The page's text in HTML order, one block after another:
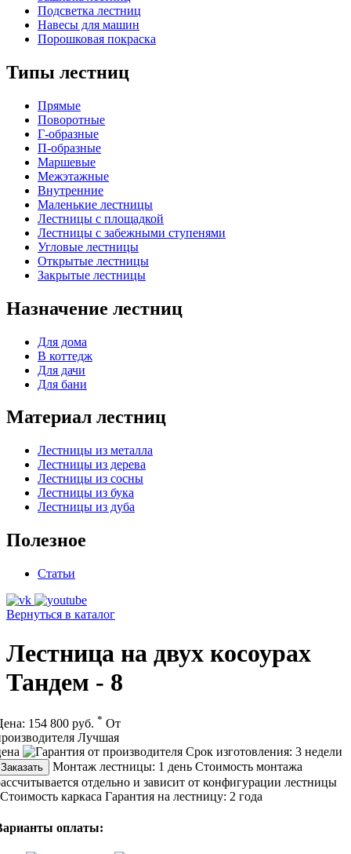
Подсветка лестниц
Навесы для машин
Порошковая покраска
Типы лестниц
Прямые
Поворотные
Г-образные
П-образные
Маршевые
Межэтажные
Внутренние
Маленькие лестницы
Лестницы с площадкой
Лестницы с забежными ступенями
Угловые лестницы
Открытые лестницы
Закрытые лестницы
Назначение лестниц
Для дома
В коттедж
Для дачи
Для бани
Материал лестниц
Лестницы из металла
Лестницы из дерева
Лестницы из сосны
Лестницы из бука
Лестницы из дуба
Полезное
Статьи
Вернуться в каталог
Лестница на двух косоурах
Тандем - 8
154 800 руб. * От
Лучшая
Срок изготовления: 3 недели
Заказать Монтаж лестницы: 1 день Стоимость монтажа
отдельно и зависит от конфигурации лестницы
Стоимость каркаса Гарантия на лестницу: 2 года
оплаты: